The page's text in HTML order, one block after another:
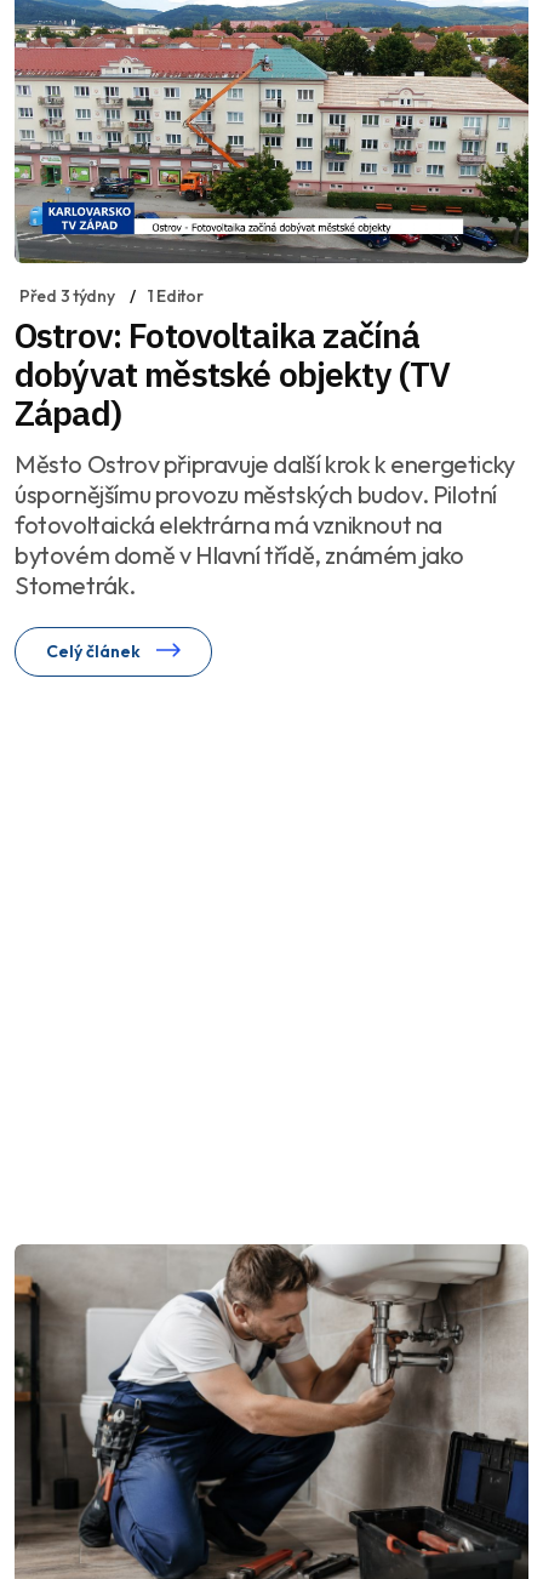
Před 3 týdny 1 Editor
Ostrov: Fotovoltaika začíná
dobývat městské objekty (TV
Západ)
Město Ostrov připravuje další krok k energeticky
úspornějšímu provozu městských budov. Pilotní
fotovoltaická elektrárna má vzniknout na
bytovém domě v Hlavní třídě, známém jako
Stometrák.
Celý článek